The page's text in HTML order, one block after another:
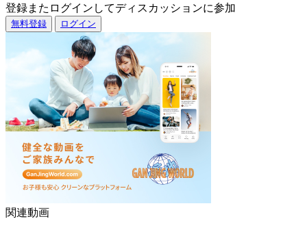
登録またログインしてディスカッションに参加
無料登録 ログイン
関連動画